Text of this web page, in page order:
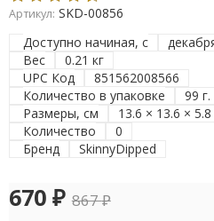
Артикул: SKD-00856
Доступно начиная, с
Вес
0.21 кг
UPC Код
851562008566
Количество в упаковке
99 г.
Размеры, см
13.6 × 13.6 × 5.8
Количество
0
Бренд
SkinnyDipped
670 ₽ 867₽